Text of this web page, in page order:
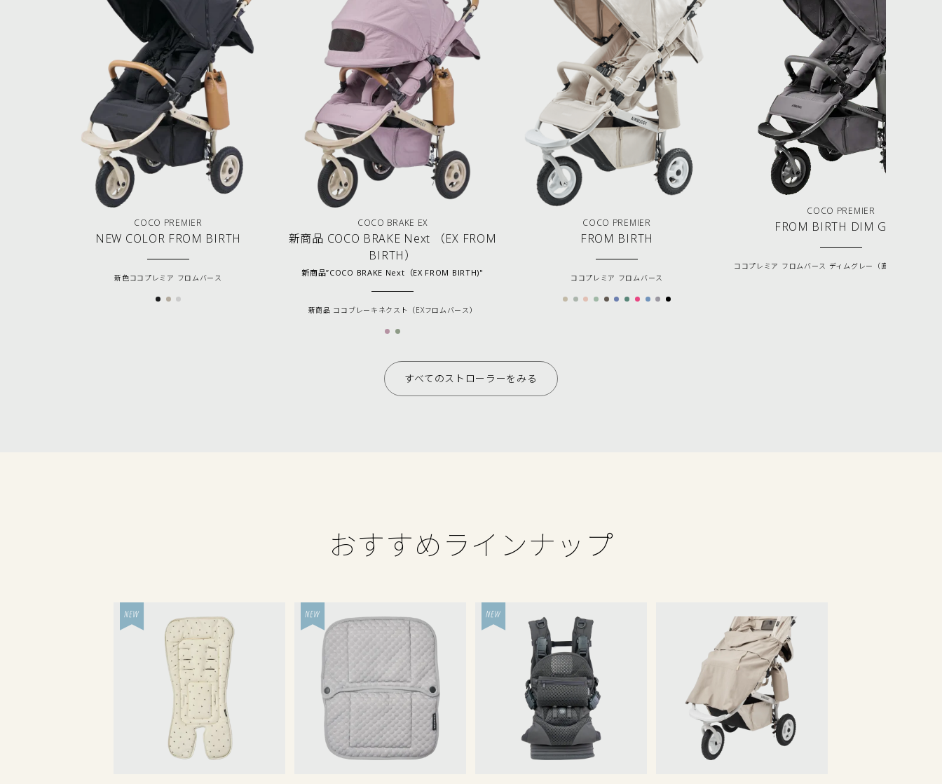
COCO PREMIER
NEW COLOR FROM BIRTH
新色ココプレミア フロムバース
COCO BRAKE EX
新商品 COCO BRAKE Next （EX FROM
BIRTH）
新商品”COCO BRAKE Next（EX FROM BIRTH)"
新商品 ココブレーキネクスト（EXフロムバース）
COCO PREMIER
FROM BIRTH
ココプレミア フロムバース
COCO PREMIER
FROM BIRTH DIM GREY
ココプレミア フロムバース ディムグレー（直営店限定カラ
すべてのストローラーをみる
おすすめラインナップ